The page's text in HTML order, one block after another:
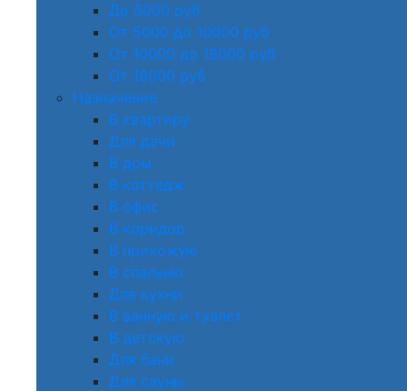
До 5000 руб
От 5000 до 10000 руб
От 10000 до 18000 руб
От 18000 руб
Назначение
В квартиру
Для дачи
В дом
В коттедж
В офис
В коридор
В прихожую
В спальню
Для кухни
В ванную и туалет
В детскую
Для бани
Для сауны